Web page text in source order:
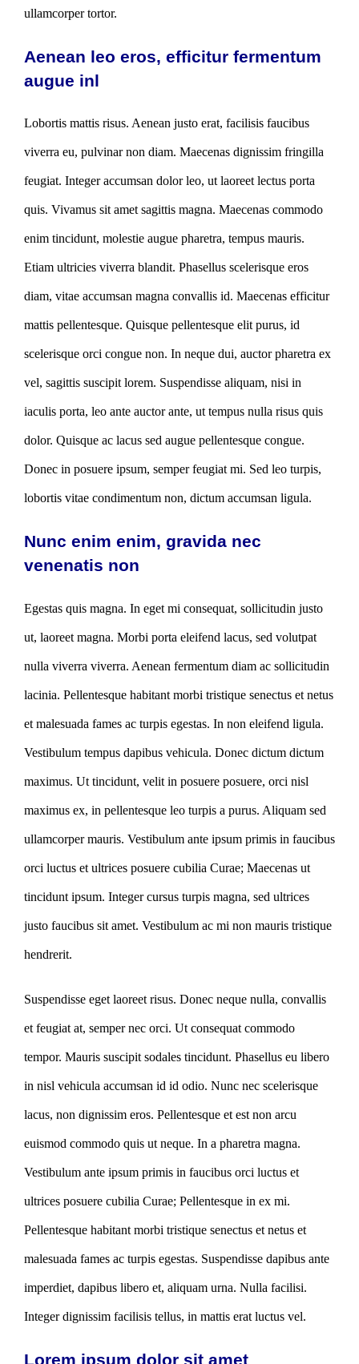
ullamcorper tortor.
Aenean leo eros, efficitur fermentum
augue inl
Lobortis mattis risus. Aenean justo erat, facilisis faucibus
viverra eu, pulvinar non diam. Maecenas dignissim fringilla
feugiat. Integer accumsan dolor leo, ut laoreet lectus porta
quis. Vivamus sit amet sagittis magna. Maecenas commodo
enim tincidunt, molestie augue pharetra, tempus mauris.
Etiam ultricies viverra blandit. Phasellus scelerisque eros
diam, vitae accumsan magna convallis id. Maecenas efficitur
mattis pellentesque. Quisque pellentesque elit purus, id
scelerisque orci congue non. In neque dui, auctor pharetra ex
vel, sagittis suscipit lorem. Suspendisse aliquam, nisi in
iaculis porta, leo ante auctor ante, ut tempus nulla risus quis
dolor. Quisque ac lacus sed augue pellentesque congue.
Donec in posuere ipsum, semper feugiat mi. Sed leo turpis,
lobortis vitae condimentum non, dictum accumsan ligula.
Nunc enim enim, gravida nec
venenatis non
Egestas quis magna. In eget mi consequat, sollicitudin justo
ut, laoreet magna. Morbi porta eleifend lacus, sed volutpat
nulla viverra viverra. Aenean fermentum diam ac sollicitudin
lacinia. Pellentesque habitant morbi tristique senectus et netus
et malesuada fames ac turpis egestas. In non eleifend ligula.
Vestibulum tempus dapibus vehicula. Donec dictum dictum
maximus. Ut tincidunt, velit in posuere posuere, orci nisl
maximus ex, in pellentesque leo turpis a purus. Aliquam sed
ullamcorper mauris. Vestibulum ante ipsum primis in faucibus
orci luctus et ultrices posuere cubilia Curae; Maecenas ut
tincidunt ipsum. Integer cursus turpis magna, sed ultrices
justo faucibus sit amet. Vestibulum ac mi non mauris tristique
hendrerit.
Suspendisse eget laoreet risus. Donec neque nulla, convallis
et feugiat at, semper nec orci. Ut consequat commodo
tempor. Mauris suscipit sodales tincidunt. Phasellus eu libero
in nisl vehicula accumsan id id odio. Nunc nec scelerisque
lacus, non dignissim eros. Pellentesque et est non arcu
euismod commodo quis ut neque. In a pharetra magna.
Vestibulum ante ipsum primis in faucibus orci luctus et
ultrices posuere cubilia Curae; Pellentesque in ex mi.
Pellentesque habitant morbi tristique senectus et netus et
malesuada fames ac turpis egestas. Suspendisse dapibus ante
imperdiet, dapibus libero et, aliquam urna. Nulla facilisi.
Integer dignissim facilisis tellus, in mattis erat luctus vel.
Lorem ipsum dolor sit amet